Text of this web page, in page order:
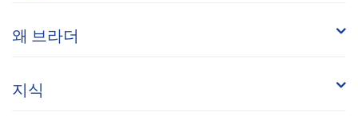
왜 브라더
지식